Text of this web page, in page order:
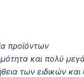
προϊόντων
και πολύ
των ειδικών